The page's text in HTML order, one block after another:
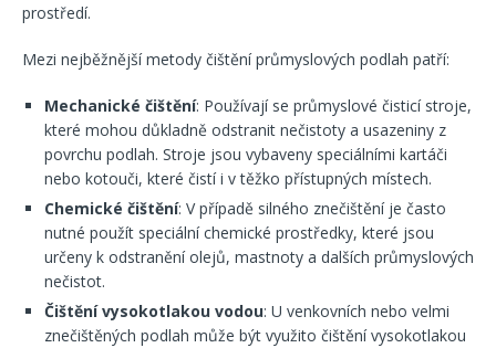
prostředí.
Mezi nejběžnější metody čištění průmyslových podlah patří:
Mechanické čištění: Používají se průmyslové čisticí stroje,
které mohou důkladně odstranit nečistoty a usazeniny z
povrchu podlah. Stroje jsou vybaveny speciálními kartáči
nebo kotouči, které čistí i v těžko přístupných místech.
Chemické čištění: V případě silného znečištění je často
nutné použít speciální chemické prostředky, které jsou
určeny k odstranění olejů, mastnoty a dalších průmyslových
nečistot.
Čištění vysokotlakou vodou: U venkovních nebo velmi
znečištěných podlah může být využito čištění vysokotlakou